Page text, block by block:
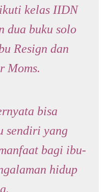
kelas IIDN
dua buku solo
Resign dan
Moms.
bisa
sendiri yang
bagi ibu-
hidup